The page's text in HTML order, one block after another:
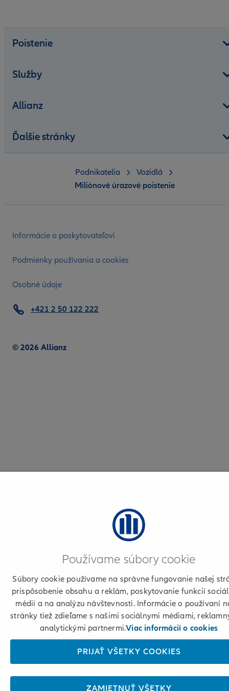
Poistenie
Služby
Allianz
Ďalšie stránky
Informácie o poskytovateľovi
Podmienky používania a cookies
Osobné údaje
© 2026 Allianz
+421 2 50 122 222
Podnikatelia
Vozidlá
Miliónové úrazové poistenie
Používame súbory cookie
Súbory cookie používame na správne fungovanie našej
prispôsobenie obsahu a reklám, poskytovanie funkcií
médií a na analýzu návštevnosti. Informácie o používaní
stránky tiež zdieľame s našimi sociálnymi médiami,
analytickými partnermi.Viac informácií o cookies
PRIJAŤ VŠETKY COOKIES
ZAMIETNUŤ VŠETKY